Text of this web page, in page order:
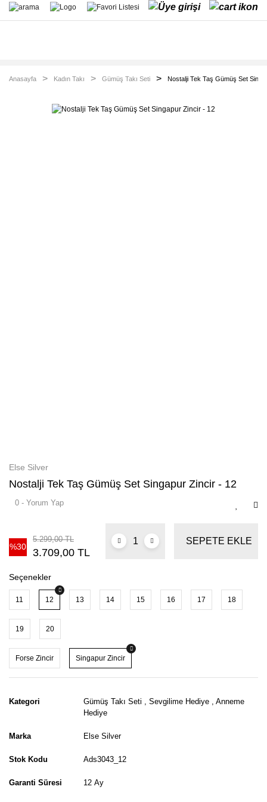
Anasayfa Kadın Takı Gümüş Takı Seti Nostalji Tek Taş Gümüş Set
Else Silver
Nostalji Tek Taş Gümüş Set Singapur Zincir - 12
0 - Yorum Yap
%30
5.299,00 TL
3.709,00 TL
SEPETE EKLE
Seçenekler
11 12 13 14 15 16 17 18
19 20
Forse Zincir Singapur Zincir
Kategori Gümüş Takı Seti ,Sevgilime Hediye ,Anneme
Hediye
Marka Else Silver
Stok Kodu Ads3043_12
Garanti Süresi 12 Ay